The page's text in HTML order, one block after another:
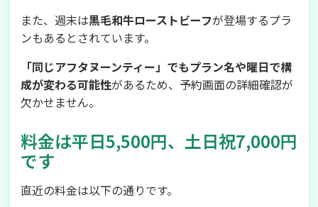
また、週末は黒毛和牛ローストビーフが登場するプラ
ンもあるとされています。
「同じアフタヌーンティー」でもプラン名や曜日で構
成が変わる可能性があるため、予約画面の詳細確認が
欠かせません。
料金は平日5,500円、土日祝7,000円
です
直近の料金は以下の通りです。